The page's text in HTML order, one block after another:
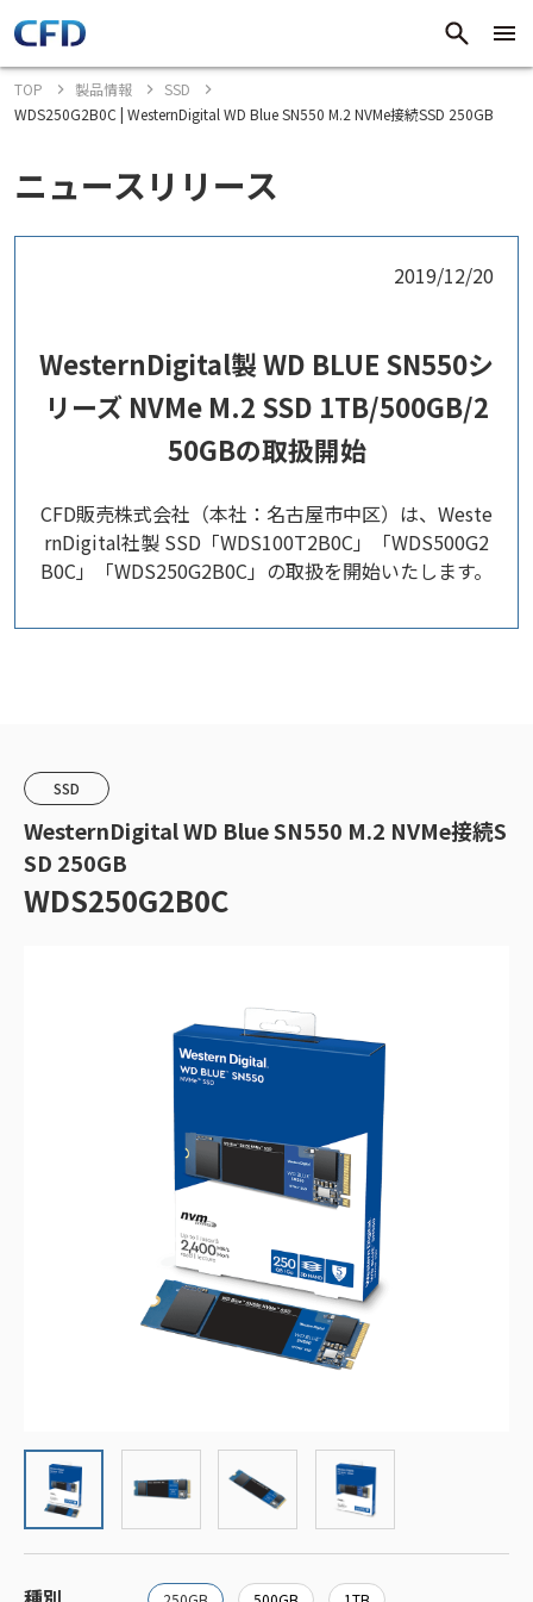
TOP 製品情報
SSD
WDS250G2B0C | WesternDigital WD Blue SN550 M.2 NVMe接続SSD 250GB
ニュースリリース
2019/12/20
WesternDigital製 WD BLUE SN550シ
リーズ NVMe M.2 SSD 1TB/500GB/2
50GBの取扱開始
CFD販売株式会社（本社：名古屋市中区）は、Weste
rnDigital社製 SSD「WDS100T2B0C」「WDS500G2
B0C」「WDS250G2B0C」の取扱を開始いたします。
SSD
WesternDigital WD Blue SN550 M.2 NVMe接続S
SD 250GB
WDS250G2B0C